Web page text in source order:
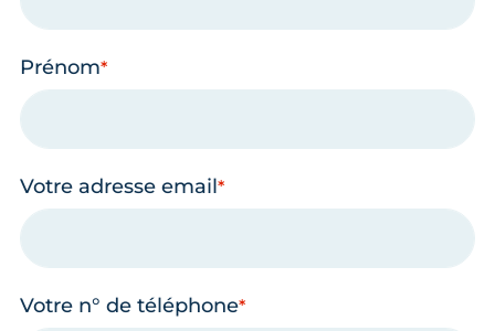
Prénom
Votre adresse email
Votre n° de téléphone